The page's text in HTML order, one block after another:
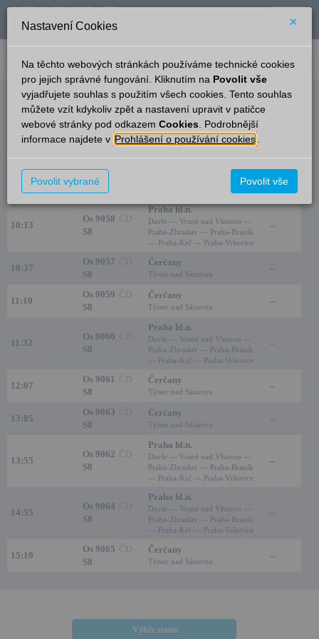
verze: 2.0.6 podpora: help-tabule@oltis.cz
English
Odjezdy
Prosečnice
Čas/Aktuální Vlak/Linka Cíl/Přes Kolej
09:39
Os 9055
1
10:13
Os 9058 ČD
S8
Praha hl.n.
Davle — Vrané nad Vltavou —
Praha-Zbraslav — Praha-Braník
— Praha-Krč — Praha-Vršovice
–
10:37
Os 9057
S8
Čerčany
Týnec nad Sázavou
–
11:10
Os 9059 ČD
S8
Čerčany
Týnec nad Sázavou
–
11:32
Os 9060
S8
Praha hl.n.
Davle — Vrané nad Vltavou —
Praha-Zbraslav — Praha-Braník
— Praha-Krč — Praha-Vršovice
–
12:07
Os 9061 ČD
S8
Čerčany
Týnec nad Sázavou
–
13:05
Os 9063
S8
Čerčany
Týnec nad Sázavou
–
13:55
Os 9062 ČD
S8
Praha hl.n.
Davle — Vrané nad Vltavou —
Praha-Zbraslav — Praha-Braník
— Praha-Krč — Praha-Vršovice
–
14:55
Os 9064
S8
Praha hl.n.
Davle — Vrané nad Vltavou —
Praha-Zbraslav — Praha-Braník
— Praha-Krč — Praha-Vršovice
–
15:10
Os 9065 ČD
S8
Čerčany
Týnec nad Sázavou
–
Výběr stanic
Nastavení Cookies ×
Na těchto webových stránkách používáme technické cookies
pro jejich správné fungování. Kliknutím na Povolit vše
vyjadřujete souhlas s použitím všech cookies. Tento souhlas
můžete vzít kdykoliv zpět a nastavení upravit v patičce
webové stránky pod odkazem Cookies . Podrobnější
informace najdete v Prohlášení o používání cookies
Povolit vybrané Povolit vše